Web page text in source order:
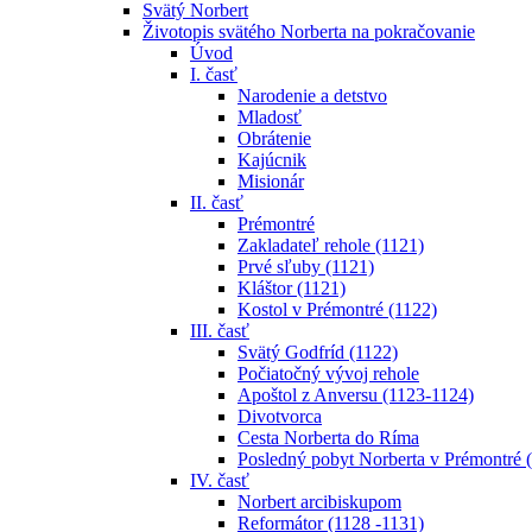
Svätý Norbert
Životopis svätého Norberta na pokračovanie
Úvod
I. časť
Narodenie a detstvo
Mladosť
Obrátenie
Kajúcnik
Misionár
II. časť
Prémontré
Zakladateľ rehole (1121)
Prvé sľuby (1121)
Kláštor (1121)
Kostol v Prémontré (1122)
III. časť
Svätý Godfríd (1122)
Počiatočný vývoj rehole
Apoštol z Anversu (1123-1124)
Divotvorca
Cesta Norberta do Ríma
Posledný pobyt Norberta v Prémontré
IV. časť
Norbert arcibiskupom
Reformátor (1128 -1131)